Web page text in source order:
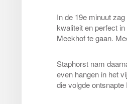
In de 19e minuut
kwaliteit en perfect
Meekhof te gaan.
Staphorst nam
even hangen in het
die volgde ontsnapte